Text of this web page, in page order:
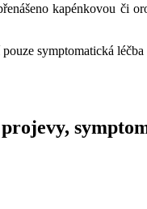
kapénkovou či
symptomatická